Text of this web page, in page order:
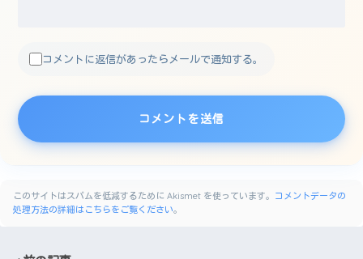
コメントに返信があったらメールで通知する。
このサイトはスパムを低減するために Akismet を使っています。 コメントデータの
処理方法の詳細はこちらをご覧ください。